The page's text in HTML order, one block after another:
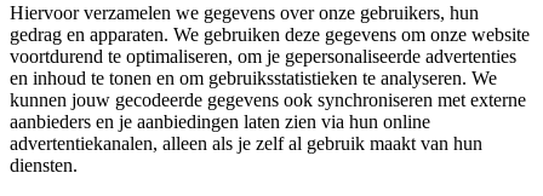
Hiervoor verzamelen we gegevens over onze gebruikers, hun
gedrag en apparaten. We gebruiken deze gegevens om onze website
voortdurend te optimaliseren, om je gepersonaliseerde advertenties
en inhoud te tonen en om gebruiksstatistieken te analyseren. We
kunnen jouw gecodeerde gegevens ook synchroniseren met externe
aanbieders en je aanbiedingen laten zien via hun online
advertentiekanalen, alleen als je zelf al gebruik maakt van hun
diensten.